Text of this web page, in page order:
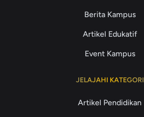
Berita Kampus
Artikel Edukatif
Event Kampus
JELAJAHI KATEGORI
Artikel Pendidikan